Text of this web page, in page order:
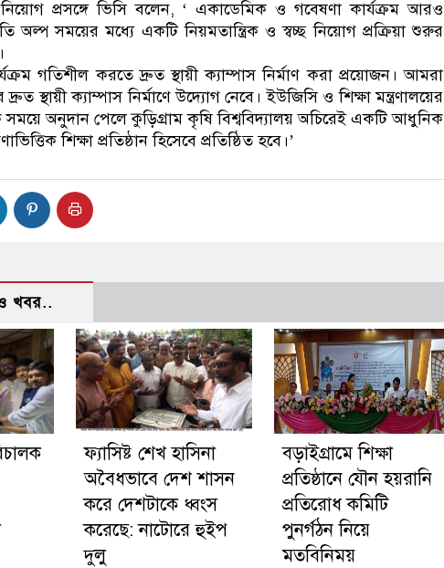
প্রসঙ্গে ভিসি বলেন, ‘ একাডেমিক ও গবেষণা কার্যক্রম আরও
অল্প সময়ের মধ্যে একটি নিয়মতান্ত্রিক ও স্বচ্ছ নিয়োগ প্রক্রিয়া শুরুর
গতিশীল করতে দ্রুত স্থায়ী ক্যাম্পাস নির্মাণ করা প্রয়োজন। আমরা
স্থায়ী ক্যাম্পাস নির্মাণে উদ্যোগ নেবে। ইউজিসি ও শিক্ষা মন্ত্রণালয়ের
অনুদান পেলে কুড়িগ্রাম কৃষি বিশ্ববিদ্যালয় অচিরেই একটি আধুনিক
শিক্ষা প্রতিষ্ঠান হিসেবে প্রতিষ্ঠিত হবে।’
খবর..
ফ্যাসিষ্ট শেখ হাসিনা
অবৈধভাবে দেশ শাসন
করে দেশটাকে ধ্বংস
করেছে: নাটোরে হুইপ
দুলু
বড়াইগ্রামে শিক্ষা
প্রতিষ্ঠানে যৌন হয়রানি
প্রতিরোধ কমিটি
পুনর্গঠন নিয়ে
মতবিনিময়